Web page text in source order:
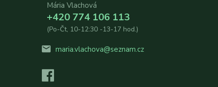
Mária Vlachová
+420 774 106 113
(Po-Čt, 10-12:30 -13-17 hod.)
maria.vlachova@seznam.cz